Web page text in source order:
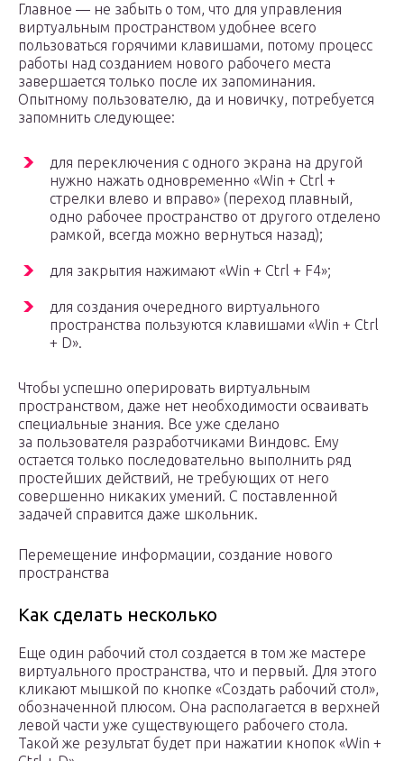
Главное — не забыть о том, что для управления
виртуальным пространством удобнее всего
пользоваться горячими клавишами, потому процесс
работы над созданием нового рабочего места
завершается только после их запоминания.
Опытному пользователю, да и новичку, потребуется
запомнить следующее:
для переключения с одного экрана на другой
нужно нажать одновременно «Win + Ctrl +
стрелки влево и вправо» (переход плавный,
одно рабочее пространство от другого отделено
рамкой, всегда можно вернуться назад);
для закрытия нажимают «Win + Ctrl + F4»;
для создания очередного виртуального
пространства пользуются клавишами «Win + Ctrl
+ D».
Чтобы успешно оперировать виртуальным
пространством, даже нет необходимости осваивать
специальные знания. Все уже сделано
за пользователя разработчиками Виндовс. Ему
остается только последовательно выполнить ряд
простейших действий, не требующих от него
совершенно никаких умений. С поставленной
задачей справится даже школьник.
Перемещение информации, создание нового
пространства
Как сделать несколько
Еще один рабочий стол создается в том же мастере
виртуального пространства, что и первый. Для этого
кликают мышкой по кнопке «Создать рабочий стол»,
обозначенной плюсом. Она располагается в верхней
левой части уже существующего рабочего стола.
Такой же результат будет при нажатии кнопок «Win +